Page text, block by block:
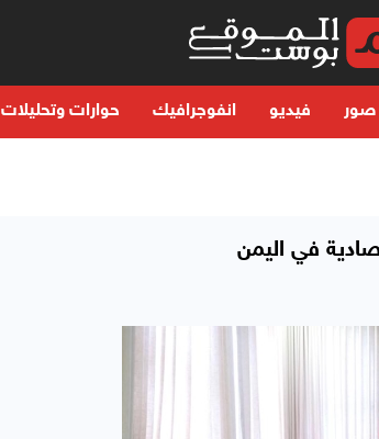
صور فيديو انفوجرافيك حوارات وتحليلات
في اليمن